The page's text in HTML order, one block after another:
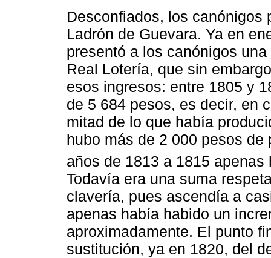
Desconfiados, los canónigos
Ladrón de Guevara. Ya en
presentó a los canónigos
Real Lotería, que sin
esos ingresos: entre 1805 y
de 5 684 pesos, es decir, en
mitad de lo que había
hubo más de 2 000 pesos
años de 1813 a 1815
Todavía era una suma
clavería, pues ascendía a
apenas había habido un
aproximadamente. El punto
sustitución, ya en 1820, del